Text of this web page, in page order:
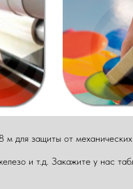
м для защиты от
и т.д. Закажите у нас